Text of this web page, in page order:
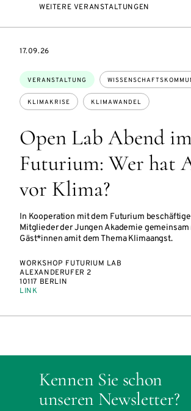
WEITERE VERANSTALTUNGEN
Open Lab Abend im
Futurium: Wer hat
vor Klima?
In Kooperation mit dem Futurium
Mitglieder der Jungen Akademie
Gäst*innen amit dem Thema Klimaangst.
Themen:
VERANSTALTUNG
KLIMAKRISE KLIMAWANDEL
EVENTBEGINSON
17.09.26
WORKSHOP FUTURIUM LAB
ALEXANDERUFER 2
10117 BERLIN
LINK
Kennen Sie schon
unseren Newsletter?